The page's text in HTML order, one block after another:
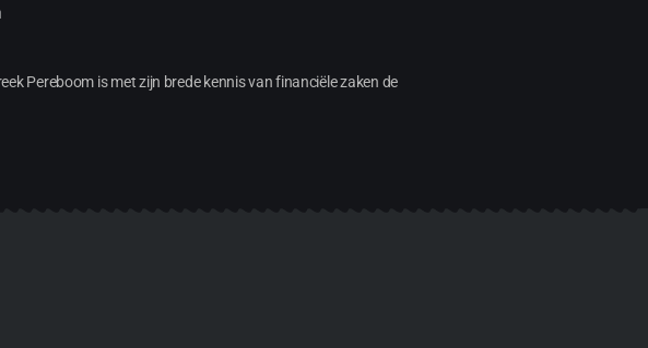
Pereboom is met zijn brede kennis van financiële zaken de